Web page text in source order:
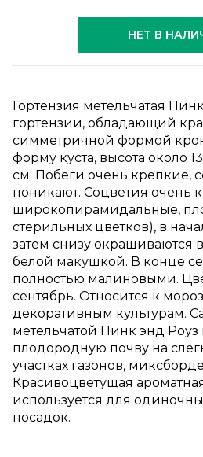
НЕТ В
Гортензия метельчатая
гортензии, обладающий
симметричной формой
форму куста, высота около
см. Побеги очень крепкие,
поникают. Соцветия очень
широкопирамидальные,
стерильных цветков), в
затем снизу окрашиваются
белой макушкой. В конце
полностью малиновыми.
сентябрь. Относится к
декоративным культурам.
метельчатой Пинк энд
плодородную почву на
участках газонов,
Красивоцветущая
используется для
посадок.